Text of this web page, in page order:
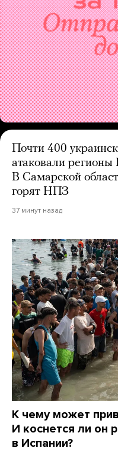
Почти 400
атаковали
В Самарской
горят НПЗ
37 минут назад
К чему может
И коснется ли он
в Испании?